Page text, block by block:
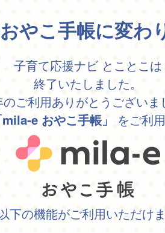
やこ手帳に変わ
子育て応援ナビ とことこは
終了いたしました。
のご利用ありがとうございま
mila-e おやこ手帳」 をご利
下の機能がご利用いただけ